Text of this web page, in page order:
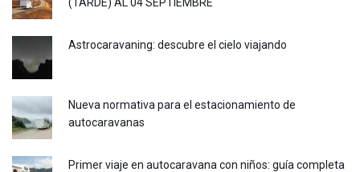
Astrocaravaning: descubre el cielo viajando
Nueva normativa para el estacionamiento de
autocaravanas
Primer viaje en autocaravana con niños: guía completa